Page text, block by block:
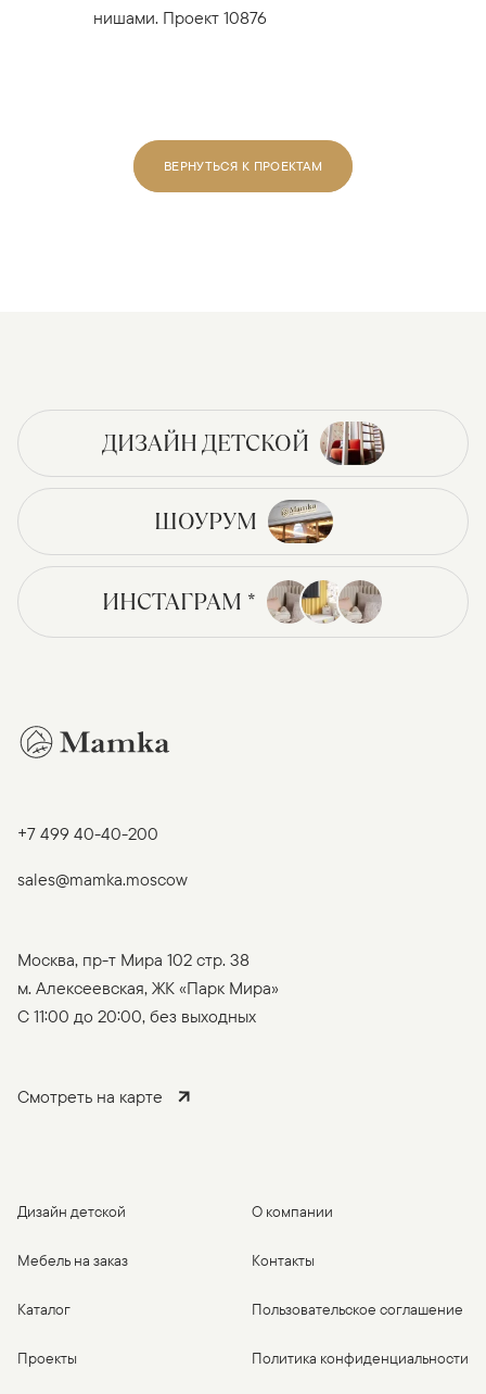
нишами. Проект 10876
ВЕРНУТЬСЯ К ПРОЕКТАМ
ДИЗАЙН ДЕТСКОЙ
ШОУРУМ
ИНСТАГРАМ *
+7 499 40-40-200
sales@mamka.moscow
Москва, пр-т Мира 102 стр. 38
м. Алексеевская, ЖК «Парк Мира»
C 11:00 до 20:00, без выходных
Смотреть на карте
Дизайн детской
Мебель на заказ
Каталог
Проекты
О компании
Контакты
Пользовательское соглашение
Политика конфиденциальности